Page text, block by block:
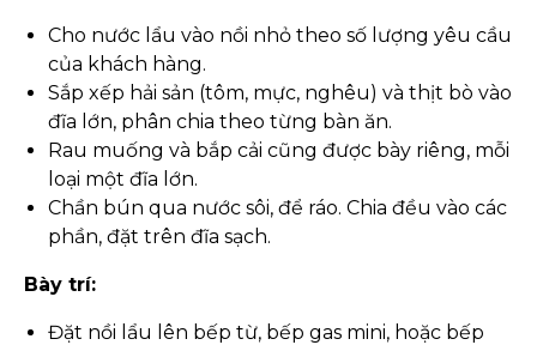
Cho nước lẩu vào nồi nhỏ theo số lượng yêu cầu
của khách hàng.
Sắp xếp hải sản (tôm, mực, nghêu) và thịt bò vào
đĩa lớn, phân chia theo từng bàn ăn.
Rau muống và bắp cải cũng được bày riêng, mỗi
loại một đĩa lớn.
Chần bún qua nước sôi, để ráo. Chia đều vào các
phần, đặt trên đĩa sạch.
Bày trí:
Đặt nồi lẩu lên bếp từ, bếp gas mini, hoặc bếp